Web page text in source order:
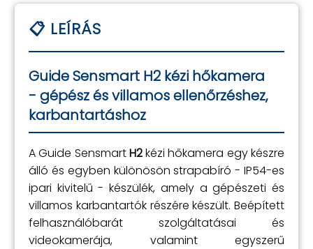
Guide Sensmart H2 kézi hőkamera
- gépész és villamos ellenőrzéshez,
karbantartáshoz
A Guide SensmartH2kézi hőkamera egy készre
álló és egyben különösön strapabíró - IP54-es
ipari kivitelű - készülék, amely a gépészeti és
villamos karbantartók részére készült. Beépített
felhasználóbarát szolgáltatásai és
videokamerája, valamint egyszerű